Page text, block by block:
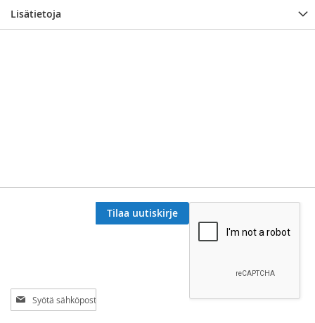
Lisätietoja
Tilaa
uutiskirjeemme:
Tilaa uutiskirje